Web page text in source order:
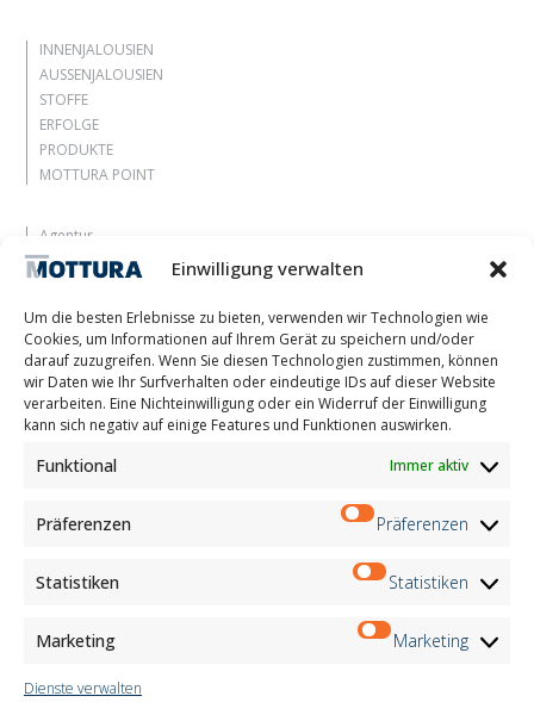
Einwilligung verwalten
Um die besten Erlebnisse zu bieten, verwenden wir Technologien wie
Cookies, um Informationen auf Ihrem Gerät zu speichern und/oder
darauf zuzugreifen. Wenn Sie diesen Technologien zustimmen, können
wir Daten wie Ihr Surfverhalten oder eindeutige IDs auf dieser Website
verarbeiten. Eine Nichteinwilligung oder ein Widerruf der Einwilligung
kann sich negativ auf einige Features und Funktionen auswirken.
Funktional Immer aktiv
Präferenzen Präferenzen
Statistiken Statistiken
Marketing Marketing
Dienste verwalten
INNENJALOUSIEN
AUSSENJALOUSIEN
STOFFE
ERFOLGE
PRODUKTE
MOTTURA POINT
Agentur
Lassen Sie sich inspirieren
Kontakte
Arbeite mit uns
Reservierter Bereich
Zertifizierungen
M2Net
Child Safety
Customer Information
Information for Candidates
Register Information